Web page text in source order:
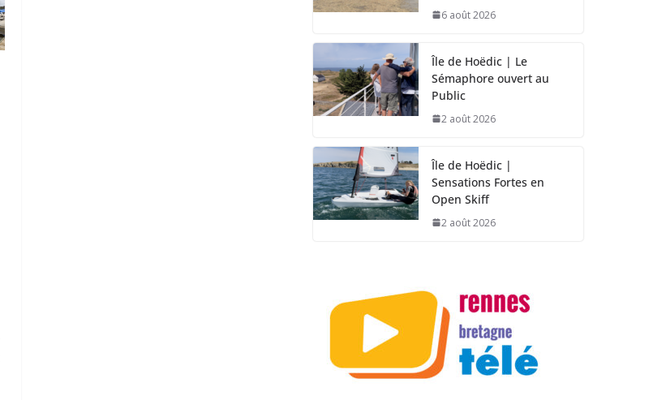
6 août 2026
Île de Hoëdic | Le
Sémaphore ouvert au
Public
2 août 2026
Île de Hoëdic |
Sensations Fortes en
Open Skiff
2 août 2026